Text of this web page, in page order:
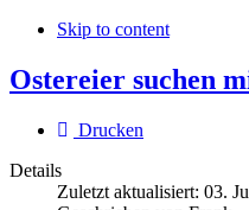
Skip to content
Ostereier suchen
Drucken
Details
Zuletzt aktualisiert: 03.